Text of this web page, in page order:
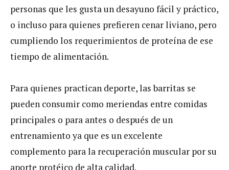
personas que les gusta un desayuno fácil y práctico,
o incluso para quienes prefieren cenar liviano, pero
cumpliendo los requerimientos de proteína de ese
tiempo de alimentación.
Para quienes practican deporte, las barritas se
pueden consumir como meriendas entre comidas
principales o para antes o después de un
entrenamiento ya que es un excelente
complemento para la recuperación muscular por su
aporte protéico de alta calidad.